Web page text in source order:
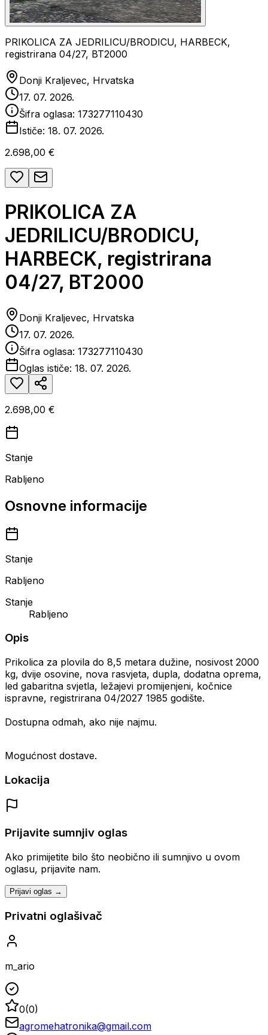
PRIKOLICA ZA JEDRILICU/BRODICU, HARBECK,
registrirana 04/27, BT2000
Donji Kraljevec, Hrvatska
17. 07. 2026.
Šifra oglasa: 173277110430
Ističe: 18. 07. 2026.
2.698,00 €
PRIKOLICA ZA
JEDRILICU/BRODICU,
HARBECK, registrirana
04/27, BT2000
Donji Kraljevec, Hrvatska
17. 07. 2026.
Šifra oglasa: 173277110430
Oglas ističe: 18. 07. 2026.
2.698,00 €
Stanje
Rabljeno
Osnovne informacije
Stanje
Rabljeno
Stanje
Rabljeno
Opis
Prikolica za plovila do 8,5 metara dužine, nosivost 2000
kg, dvije osovine, nova rasvjeta, dupla, dodatna oprema,
led gabaritna svjetla, ležajevi promijenjeni, kočnice
ispravne, registrirana 04/2027 1985 godište.
Dostupna odmah, ako nije najmu.
Mogućnost dostave.
Lokacija
Prijavite sumnjiv oglas
Ako primijetite bilo što neobično ili sumnjivo u ovom
oglasu, prijavite nam.
Prijavi oglas →
Privatni oglašivač
m_ario
0(0)
agromehatronika@gmail.com